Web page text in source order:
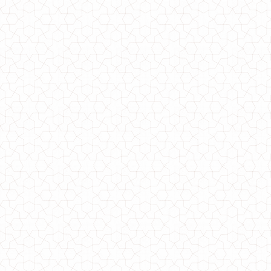
750.00грн.
500.00грн.
Модне жіноче пальто за коліна із хутром
1000.00грн.
Модне жіноче пончо великого розміру з капюшоном
1170.00грн.